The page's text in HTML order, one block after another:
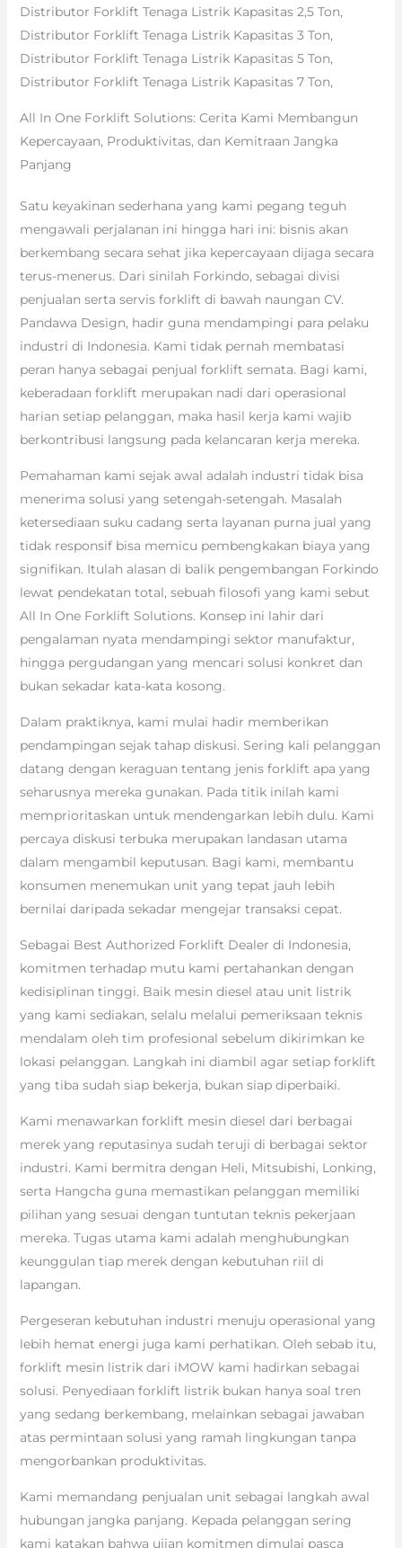
Distributor Forklift Tenaga Listrik Kapasitas 2,5 Ton,
Distributor Forklift Tenaga Listrik Kapasitas 3 Ton,
Distributor Forklift Tenaga Listrik Kapasitas 5 Ton,
Distributor Forklift Tenaga Listrik Kapasitas 7 Ton,
All In One Forklift Solutions: Cerita Kami Membangun
Kepercayaan, Produktivitas, dan Kemitraan Jangka
Panjang
Satu keyakinan sederhana yang kami pegang teguh
mengawali perjalanan ini hingga hari ini: bisnis akan
berkembang secara sehat jika kepercayaan dijaga secara
terus-menerus. Dari sinilah Forkindo, sebagai divisi
penjualan serta servis forklift di bawah naungan CV.
Pandawa Design, hadir guna mendampingi para pelaku
industri di Indonesia. Kami tidak pernah membatasi
peran hanya sebagai penjual forklift semata. Bagi kami,
keberadaan forklift merupakan nadi dari operasional
harian setiap pelanggan, maka hasil kerja kami wajib
berkontribusi langsung pada kelancaran kerja mereka.
Pemahaman kami sejak awal adalah industri tidak bisa
menerima solusi yang setengah-setengah. Masalah
ketersediaan suku cadang serta layanan purna jual yang
tidak responsif bisa memicu pembengkakan biaya yang
signifikan. Itulah alasan di balik pengembangan Forkindo
lewat pendekatan total, sebuah filosofi yang kami sebut
All In One Forklift Solutions. Konsep ini lahir dari
pengalaman nyata mendampingi sektor manufaktur,
hingga pergudangan yang mencari solusi konkret dan
bukan sekadar kata-kata kosong.
Dalam praktiknya, kami mulai hadir memberikan
pendampingan sejak tahap diskusi. Sering kali pelanggan
datang dengan keraguan tentang jenis forklift apa yang
seharusnya mereka gunakan. Pada titik inilah kami
memprioritaskan untuk mendengarkan lebih dulu. Kami
percaya diskusi terbuka merupakan landasan utama
dalam mengambil keputusan. Bagi kami, membantu
konsumen menemukan unit yang tepat jauh lebih
bernilai daripada sekadar mengejar transaksi cepat.
Sebagai Best Authorized Forklift Dealer di Indonesia,
komitmen terhadap mutu kami pertahankan dengan
kedisiplinan tinggi. Baik mesin diesel atau unit listrik
yang kami sediakan, selalu melalui pemeriksaan teknis
mendalam oleh tim profesional sebelum dikirimkan ke
lokasi pelanggan. Langkah ini diambil agar setiap forklift
yang tiba sudah siap bekerja, bukan siap diperbaiki.
Kami menawarkan forklift mesin diesel dari berbagai
merek yang reputasinya sudah teruji di berbagai sektor
industri. Kami bermitra dengan Heli, Mitsubishi, Lonking,
serta Hangcha guna memastikan pelanggan memiliki
pilihan yang sesuai dengan tuntutan teknis pekerjaan
mereka. Tugas utama kami adalah menghubungkan
keunggulan tiap merek dengan kebutuhan riil di
lapangan.
Pergeseran kebutuhan industri menuju operasional yang
lebih hemat energi juga kami perhatikan. Oleh sebab itu,
forklift mesin listrik dari iMOW kami hadirkan sebagai
solusi. Penyediaan forklift listrik bukan hanya soal tren
yang sedang berkembang, melainkan sebagai jawaban
atas permintaan solusi yang ramah lingkungan tanpa
mengorbankan produktivitas.
Kami memandang penjualan unit sebagai langkah awal
hubungan jangka panjang. Kepada pelanggan sering
kami katakan bahwa ujian komitmen dimulai pasca